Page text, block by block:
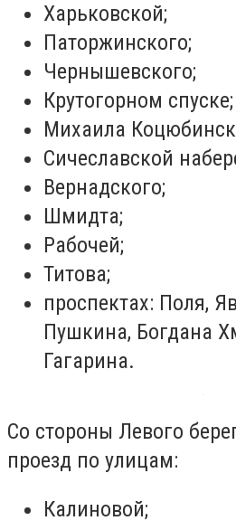
Харьковской;
Паторжинского;
Чернышевского;
Крутогорном спуске;
Михаила
Сичеславской
Вернадского;
Шмидта;
Рабочей;
Титова;
проспектах: Поля,
Пушкина, Богдана
Гагарина.
Со стороны Левого
проезд по улицам:
Калиновой;